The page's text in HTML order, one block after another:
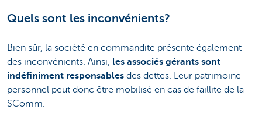
Quels sont les inconvénients?
Bien sûr, la société en commandite présente également
des inconvénients. Ainsi, les associés gérants sont
indéfiniment responsables des dettes. Leur patrimoine
personnel peut donc être mobilisé en cas de faillite de la
SComm.